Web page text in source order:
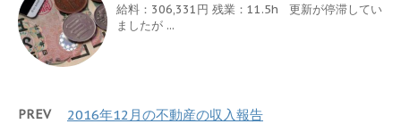
給料：306,331円 残業：11.5h 更新が停滞してい
ましたが ...
PREV 2016年12月の不動産の収入報告